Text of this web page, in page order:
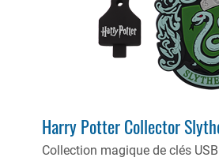
Harry Potter Collector
Collection magique de clés